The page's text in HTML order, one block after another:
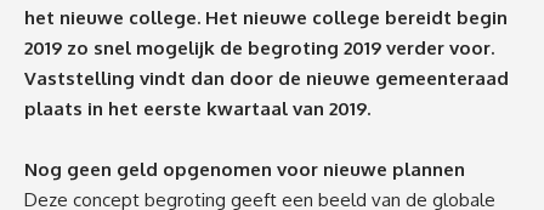
het nieuwe college. Het nieuwe college bereidt begin
2019 zo snel mogelijk de begroting 2019 verder voor.
Vaststelling vindt dan door de nieuwe gemeenteraad
plaats in het eerste kwartaal van 2019.
Nog geen geld opgenomen voor nieuwe plannen
Deze concept begroting geeft een beeld van de globale